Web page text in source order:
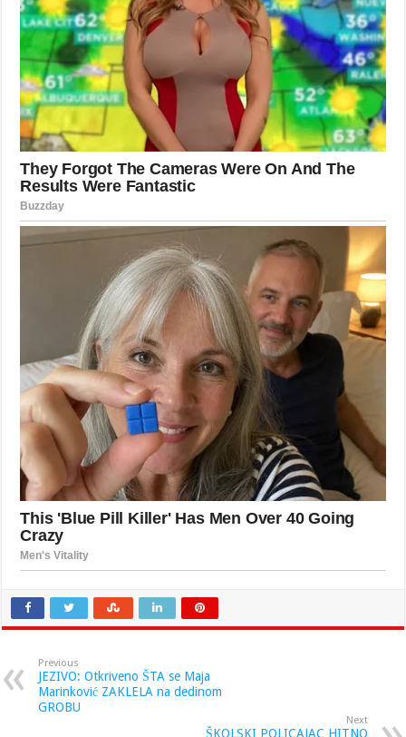
Previous
JEZIVO: Otkriveno ŠTA se Maja
Marinković ZAKLELA na dedinom
GROBU
Next
ŠKOLSKI POLICAJAC HITNO